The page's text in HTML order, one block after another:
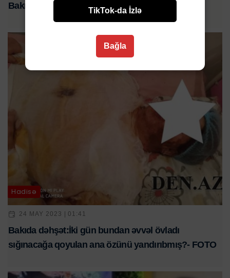
Bakıda 2 uşaq küçədə qaldı
Hadisə
24 MAY 2023 | 01:41
Bakıda dəhşət:İki gün bundan əvvəl övladı
sığınacağa qoyulan ana özünü yandırıbmış?- FOTO
TikTok-da İzlə
Bağla